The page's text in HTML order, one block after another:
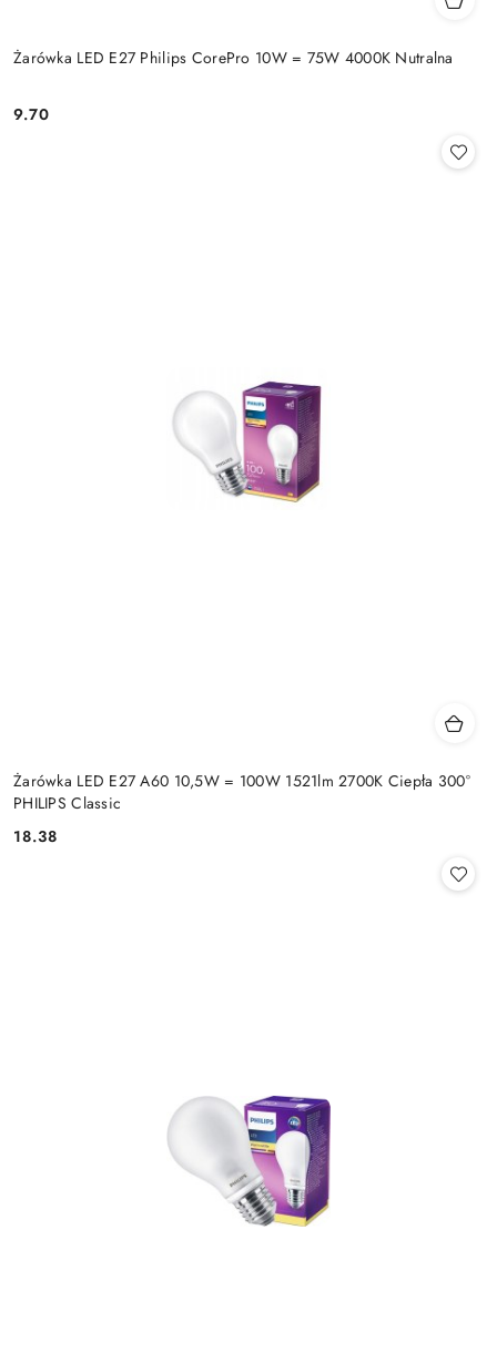
Żarówka LED E27 Philips CorePro 10W = 75W 4000K Nutralna
Cena:
9.70
Żarówka LED E27 A60 10,5W = 100W 1521lm 2700K Ciepła 300°
PHILIPS Classic
Cena:
18.38